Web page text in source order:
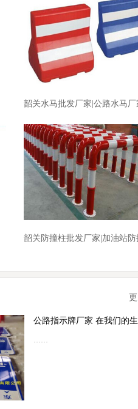
韶关水马批发厂家|公路水马厂
韶关防撞柱批发厂家|加油站防
……